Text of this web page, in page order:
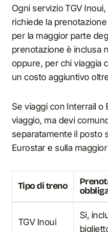
Ogni servizio TGV
richiede la
per la maggior parte
prenotazione è inclusa
oppure, per chi viaggia
un costo aggiuntivo
Se viaggi con Interrail o
viaggio, ma devi
separatamente il posto
Eurostar e sulla
Tipo di treno
TGV Inoui
Sì,